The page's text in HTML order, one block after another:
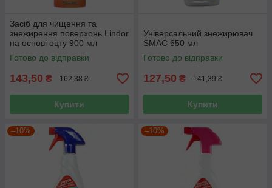
Засіб для чищення та
знежирення поверхонь Lindor
на основі оцту 900 мл
Готово до відправки
143,50 ₴ 162,38 ₴
Купити
Універсальний знежирювач
SMAC 650 мл
Готово до відправки
127,50 ₴ 141,39 ₴
Купити
–10% –10%